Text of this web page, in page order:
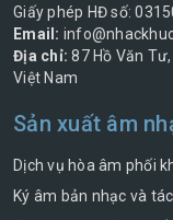
Giấy phép HĐ số:
Email:
Địa chỉ: 87 Hồ Văn
Việt Nam
Sản xuất âm
Dịch vụ hòa âm phối
Ký âm bản nhạc và